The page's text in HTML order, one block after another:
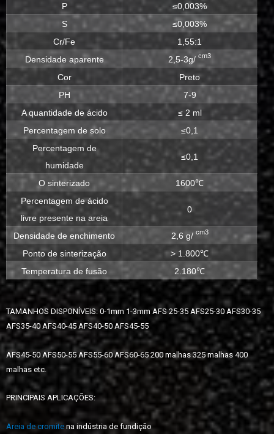
P
≤0,003%
S
≤0,003%
Cr/Fe
1,55:1
Densidade aparente
2,5-3g/ cm3
Cor
Preto
PH
7-9
A quantidade de ácido
≤ 2 ml
Percentagem de solo
≤0,1
Percentagem de
humidade
≤0,1
O sinterizado
1600℃
Percentagem de ácido
livre presente na areia
0
Densidade de enchimento 2,6 g/ cm3
Ponto de sinterização
> 1.800℃
Temperatura de fusão
2.180℃
TAMANHOS DISPONÍVEIS: 0-1mm 1-3mm AFS 25-35 AFS25-30 AFS30-35
AFS35-40 AFS40-45 AFS40-50 AFS45-55
AFS45-50 AFS50-55 AFS55-60 AFS60-65 200 malhas 325 malhas 400
malhas etc.
PRINCIPAIS APLICAÇÕES:
Areia de cromite na indústria de fundição